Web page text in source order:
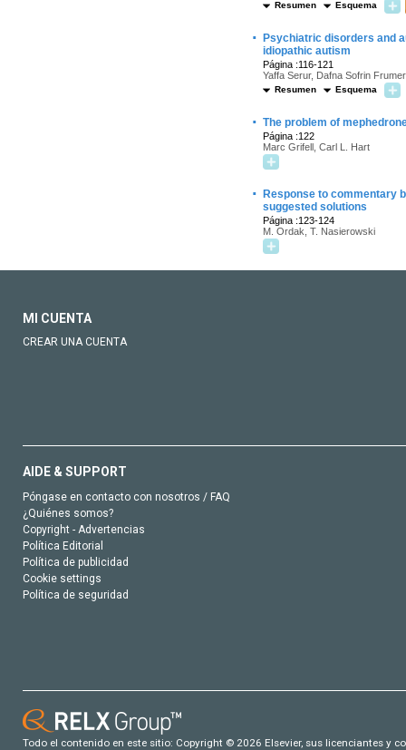
Resumen Esquema
·
Psychiatric disorders and
idiopathic autism
Página :116-121
Yaffa Serur, Dafna Sofrin
Resumen Esquema
· The problem of
Página :122
Marc Grifell, Carl L. Hart
·
Response to commentary
suggested solutions
Página :123-124
M. Ordak, T. Nasierowski
MI CUENTA
CREAR UNA CUENTA
AIDE & SUPPORT
Póngase en contacto con nosotros / FAQ
¿Quiénes somos?
Copyright - Advertencias
Política Editorial
Política de publicidad
Cookie settings
Política de seguridad
Todo el contenido en este sitio: Copyright © 2026 Elsevier, sus licenciantes y